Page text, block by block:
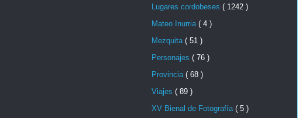
Lugares cordobeses ( 1242 )
Mateo Inurria ( 4 )
Mezquita ( 51 )
Personajes ( 76 )
Provincia ( 68 )
Viajes ( 89 )
XV Bienal de Fotografía ( 5 )